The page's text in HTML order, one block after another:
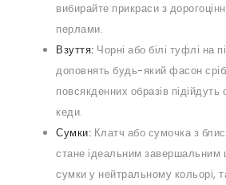
вибирайте прикраси з
перлами.
Взуття: Чорні або білі туфлі на
доповнять будь-який фасон
повсякденних образів підійдуть
кеди.
Сумки: Клатч або сумочка з
стане ідеальним
сумки у нейтральному кольорі,